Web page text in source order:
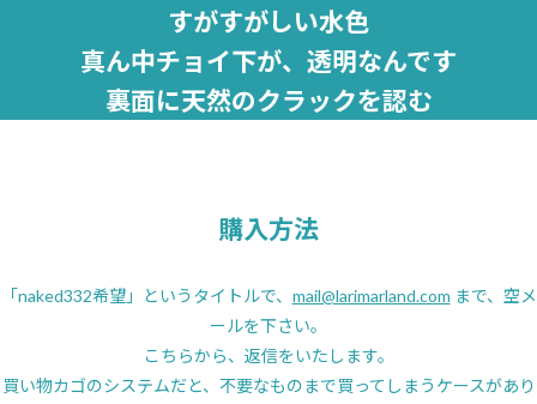
すがすがしい水色
真ん中チョイ下が、透明なんです
裏面に天然のクラックを認む
購入方法
「naked332希望」というタイトルで、 mail@larimarland.com まで、空メ
ールを下さい。
こちらから、返信をいたします。
買い物カゴのシステムだと、不要なものまで買ってしまうケースがあり